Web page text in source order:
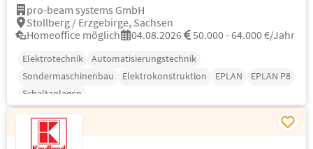
pro-beam systems GmbH
Stollberg / Erzgebirge, Sachsen
Homeoffice möglich
04.08.2026 50.000 - 64.000 €/Jahr
Elektrotechnik
Automatisierungstechnik
Sondermaschinenbau
Elektrokonstruktion EPLAN
EPLAN P8
Schaltanlagen